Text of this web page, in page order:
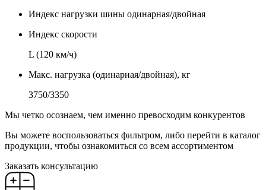
Индекс нагрузки шины одинарная/двойная
Индекс скорости
L (120 км/ч)
Макс. нагрузка (одинарная/двойная), кг
3750/3350
Мы четко осознаем, чем именно превосходим конкурентов
Вы можете воспользоваться фильтром, либо перейти в каталог
продукции, чтобы ознакомиться со всем ассортиментом
Заказать консультацию